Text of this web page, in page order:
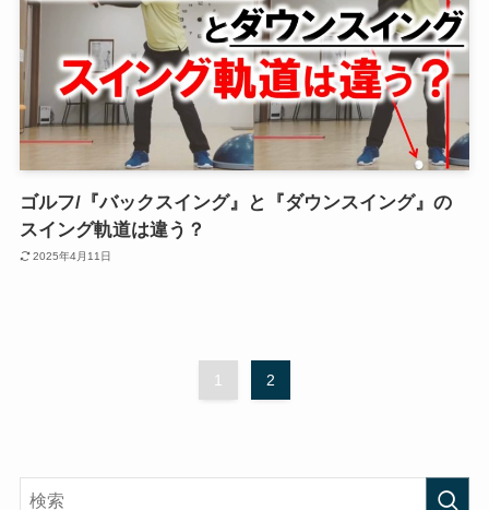
ゴルフ/『バックスイング』と『ダウンスイング』の
スイング軌道は違う？
2025年4月11日
1 2